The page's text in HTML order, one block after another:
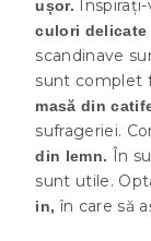
ușor.
culori delicate
scandinave
sunt complet
masă din
sufrageriei.
din lemn. În
sunt utile.
in, în care să